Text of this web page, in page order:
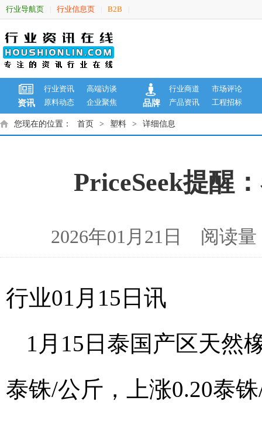
行业导航页 行业信息页 B2B
资讯
行业资讯
高端访谈
原料动态
企业聚焦 品牌
行业商道
市场评论
产品资讯
工程招标
您现在的位置： 首页 > 塑料 > 详细信息
PriceSeek提醒
2026年01月21日 阅读
行业01月15日讯
1月15日泰国产区天然
泰铢/公斤，上涨0.20泰